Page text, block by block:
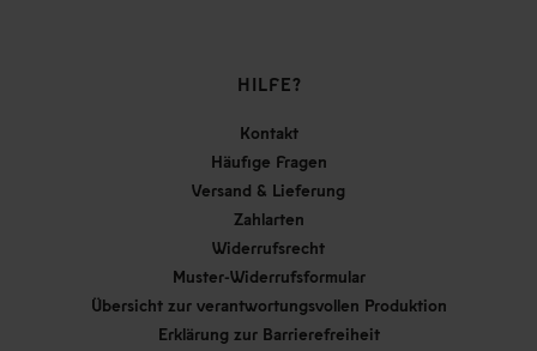
HILFE?
Kontakt
Häufige Fragen
Versand & Lieferung
Zahlarten
Widerrufsrecht
Muster-Widerrufsformular
Übersicht zur verantwortungsvollen Produktion
Erklärung zur Barrierefreiheit